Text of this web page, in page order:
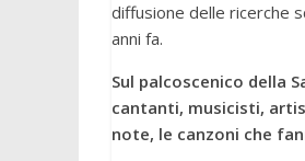
diffusione delle ricerche
anni fa.
Sul palcoscenico della
cantanti, musicisti,
note, le canzoni che